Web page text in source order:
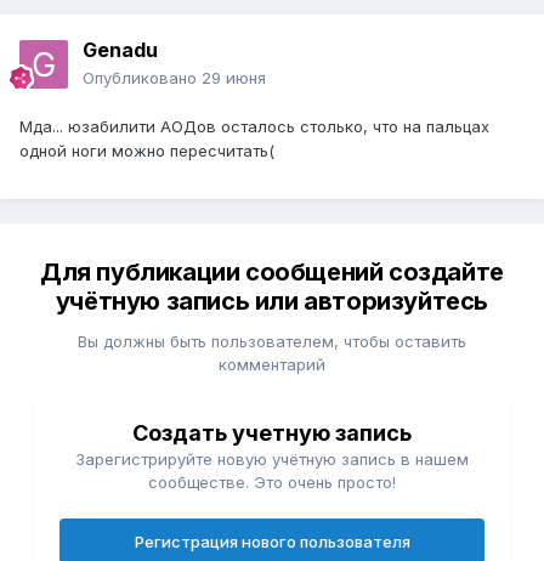
Genadu
Опубликовано 29 июня
Мда... юзабилити АОДов осталось столько, что на пальцах
одной ноги можно пересчитать(
Для публикации сообщений создайте
учётную запись или авторизуйтесь
Вы должны быть пользователем, чтобы оставить
комментарий
Создать учетную запись
Зарегистрируйте новую учётную запись в нашем
сообществе. Это очень просто!
Регистрация нового пользователя